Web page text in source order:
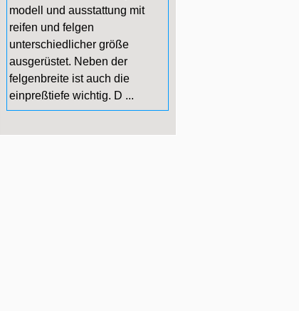
modell und ausstattung mit
reifen und felgen
unterschiedlicher größe
ausgerüstet. Neben der
felgenbreite ist auch die
einpreßtiefe wichtig. D ...